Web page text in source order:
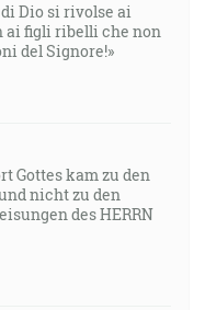
di Dio si rivolse ai
ai figli ribelli che non
del Signore!»
Gottes kam zu den
nicht zu den
des HERRN